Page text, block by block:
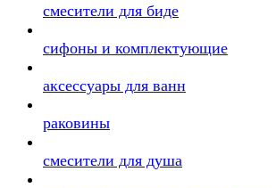
смесители для биде
сифоны и комплектующие
аксессуары для ванн
раковины
смесители для душа